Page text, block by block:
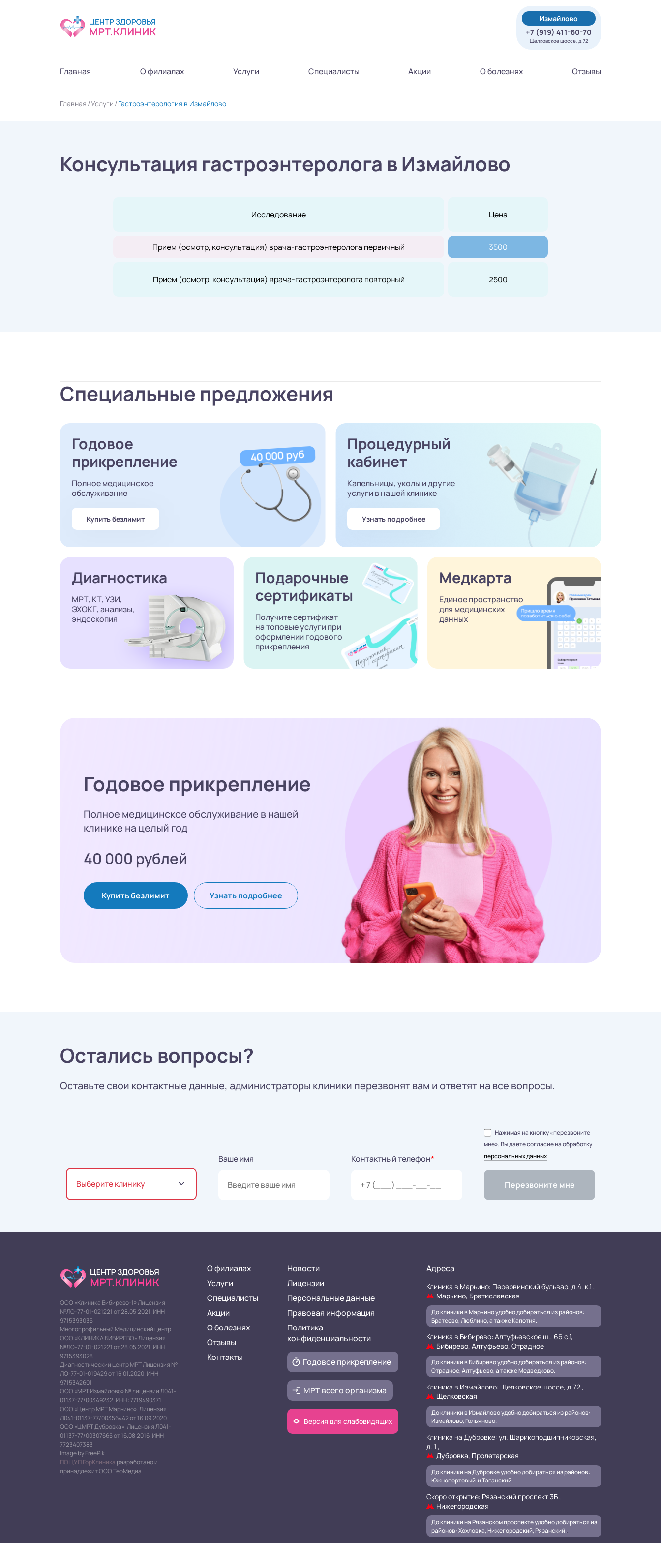
Измайлово
+7 (919) 411-60-70
Щелковское шоссе, д.72
Главная О филиалах Услуги Специалисты Акции О болезнях Отзывы
Главная Услуги Гастроэнтерология в Измайлово
Консультация гастроэнтеролога в Измайлово
Исследование Цена
Прием (осмотр, консультация) врача-гастроэнтеролога первичный 3500
Прием (осмотр, консультация) врача-гастроэнтеролога повторный 2500
Специальные предложения
Годовое
прикрепление
Полное медицинское
обслуживание
Купить безлимит
Процедурный
кабинет
Капельницы, уколы и другие
услуги в нашей клинике
Узнать подробнее
Диагностика
МРТ, КТ, УЗИ,
ЭХОКГ, анализы,
эндоскопия
Подарочные
сертификаты
Получите сертификат
на топовые услуги при
оформлении годового
прикрепления
Медкарта
Единое пространство
для медицинских
данных
Годовое прикрепление
Полное медицинское обслуживание в нашей
клинике на целый год
40 000 рублей
Купить безлимит Узнать подробнее
Остались вопросы?
Оставьте свои контактные данные, администраторы клиники перезвонят вам и ответят на все вопросы.
Выберите клинику
Ваше имя Контактный телефон*
Нажимая на кнопку «перезвоните
мне», Вы даете согласие на обработку
персональных данных
ООО «Клиника Бибирево-1» Лицензия
№ЛО-77-01-021221 от 28.05.2021. ИНН
9715393035
Многопрофильный Медицинский центр
ООО «КЛИНИКА БИБИРЕВО» Лицензия
№ЛО-77-01-021221 от 28.05.2021. ИНН
9715393028
Диагностический центр МРТ Лицензия №
ЛО-77-01-019429 от 16.01.2020. ИНН
9715342601
ООО «МРТ Измайлово» № лицензии Л041-
01137-77/00349232. ИНН: 7719490371
ООО «Центр МРТ Марьино». Лицензия
Л041-01137-77/00356442 от 16.09.2020
ООО «ЦМРТ Дубровка». Лицензия Л041-
01137-77/00307665 от 16.08.2016. ИНН
7723407383
Image by FreePik
ПО ЦУП ГорКлиника разработано и
принадлежит ООО ТеоМедиа
О филиалах
Услуги
Специалисты
Акции
О болезнях
Отзывы
Контакты
Новости
Лицензии
Персональные данные
Правовая информация
Политика
конфиденциальности
Годовое прикрепление
МРТ всего организма
Версия для слабовидящих
Адреса
Клиника в Марьино: Перервинский бульвар, д.4. к.1 ,
Марьино, Братиславская
До клиники в Марьино удобно добираться из районов:
Братеево, Люблино, а также Капотня.
Клиника в Бибирево: Алтуфьевское ш., 66 с.1,
Бибирево, Алтуфьево, Отрадное
До клиники в Бибирево удобно добираться из районов:
Отрадное, Алтуфьево, а также Медведково.
Клиника в Измайлово: Щелковское шоссе, д.72 ,
Щелковская
До клиники в Измайлово удобно добираться из районов:
Измайлово, Гольяново.
Клиника на Дубровке: ул. Шарикоподшипниковская,
д. 1 ,
Дубровка, Пролетарская
До клиники на Дубровке удобно добираться из районов:
Южнопортовый и Таганский.
Скоро открытие: Рязанский проспект 3Б ,
Нижегородская
До клиники на Рязанском проспекте удобно добираться из
районов: Хохловка, Нижегородский, Рязанский..